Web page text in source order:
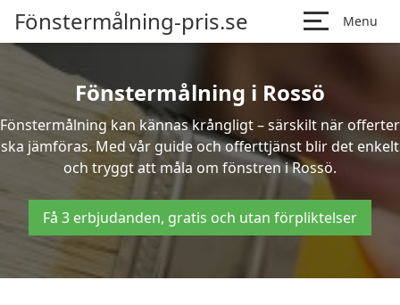
Fönstermålning-pris.se Menu
Fönstermålning i Rossö
Fönstermålning kan kännas krångligt – särskilt när offerter
ska jämföras. Med vår guide och offerttjänst blir det enkelt
och tryggt att måla om fönstren i Rossö.
Få 3 erbjudanden, gratis och utan förpliktelser